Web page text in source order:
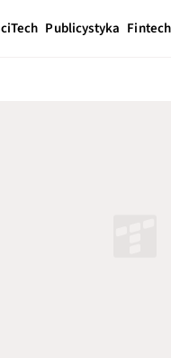
Tech Publicystyka Fintech